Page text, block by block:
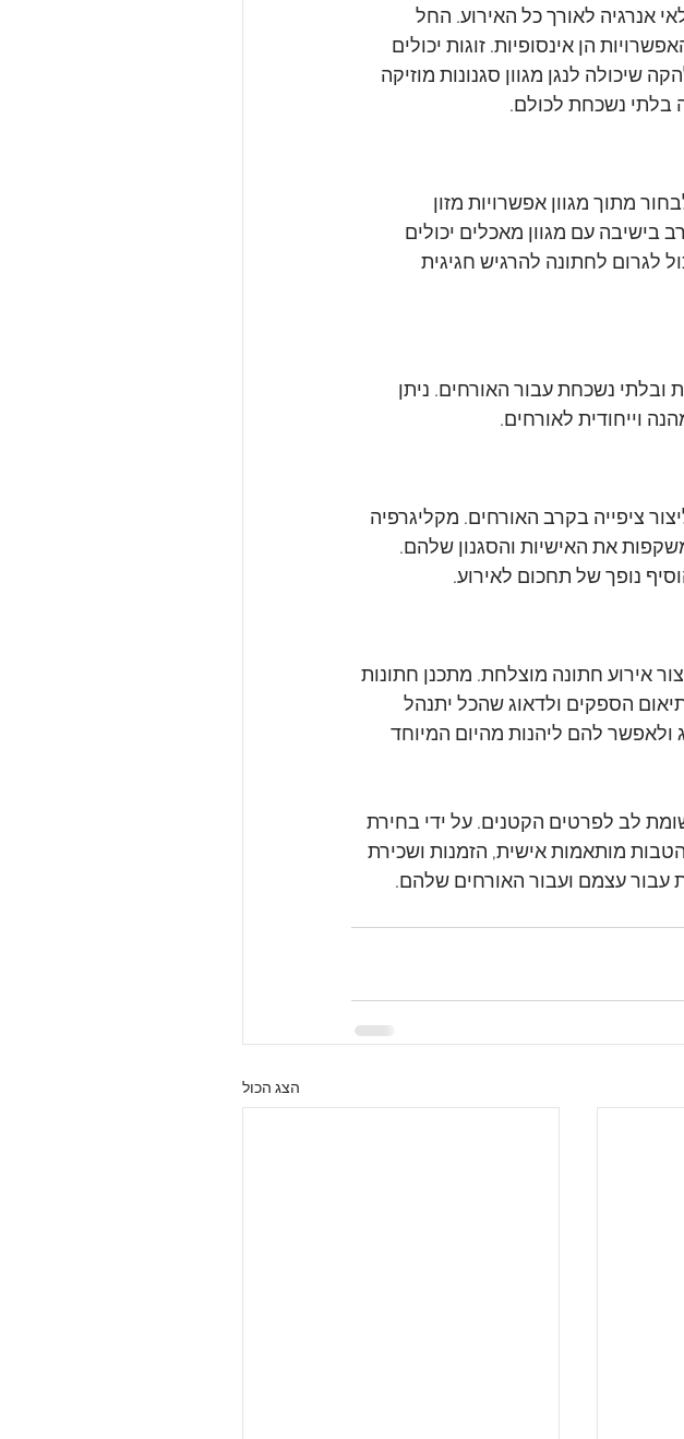
אנרגיה לאורך כל האירוע. החל
הן אינסופיות. זוגות יכולים
שיכולה לנגן מגוון סגנונות מוזיקה
בלתי נשכחת לכולם.
מתוך מגוון אפשרויות מזון
בישיבה עם מגוון מאכלים יכולים
לגרום לחתונה להרגיש חגיגית
ובלתי נשכחת עבור האורחים. ניתן
וייחודית לאורחים.
ציפייה בקרב האורחים. מקליגרפיה
את האישיות והסגנון שלהם.
נופך של תחכום לאירוע.
אירוע חתונה מוצלחת. מתכנן חתונות
הספקים ולדאוג שהכל יתנהל
ולאפשר להם ליהנות מהיום המיוחד
לב לפרטים הקטנים. על ידי בחירת
הטבות מותאמות אישית, הזמנות ושכירת
עבור עצמם ועבור האורחים שלהם.
הצג הכול